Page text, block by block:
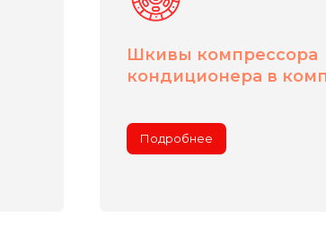
Шкивы компрессора
кондиционера в
Подробнее